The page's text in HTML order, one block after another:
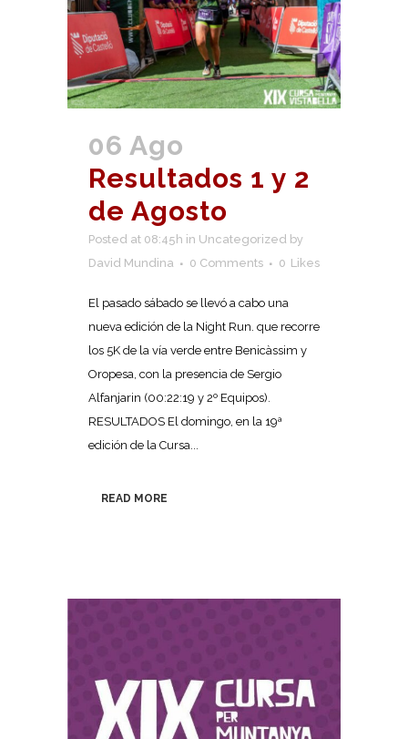
06 Ago
Resultados 1 y 2
de Agosto
Posted at 08:45h in Uncategorized by
David Mundina
0 Comments 0 Likes
El pasado sábado se llevó a cabo una
nueva edición de la Night Run. que recorre
los 5K de la vía verde entre Benicàssim y
Oropesa, con la presencia de Sergio
Alfanjarin (00:22:19 y 2º Equipos).
RESULTADOS El domingo, en la 19ª
edición de la Cursa...
READ MORE